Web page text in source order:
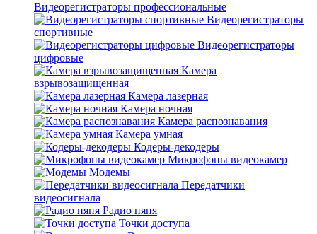
Видеорегистраторы профессиональные
Видеорегистраторы
спортивные
Видеорегистраторы
цифровые
Камера
взрывозащищенная
Камера лазерная
Камера ночная
Камера распознавания
Камера умная
Кодеры-декодеры
Микрофоны видеокамер
Модемы
Передатчики
видеосигнала
Радио няня
Точки доступа